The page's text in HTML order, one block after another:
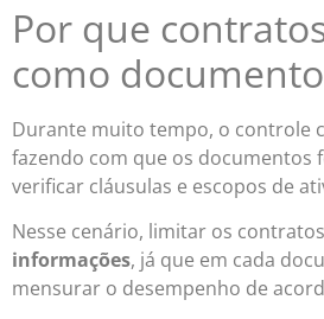
Por que
como
Durante muito tempo, o controle
fazendo com que os documentos
verificar cláusulas e escopos de
Nesse cenário, limitar os
informações, já que em cada
mensurar o desempenho de